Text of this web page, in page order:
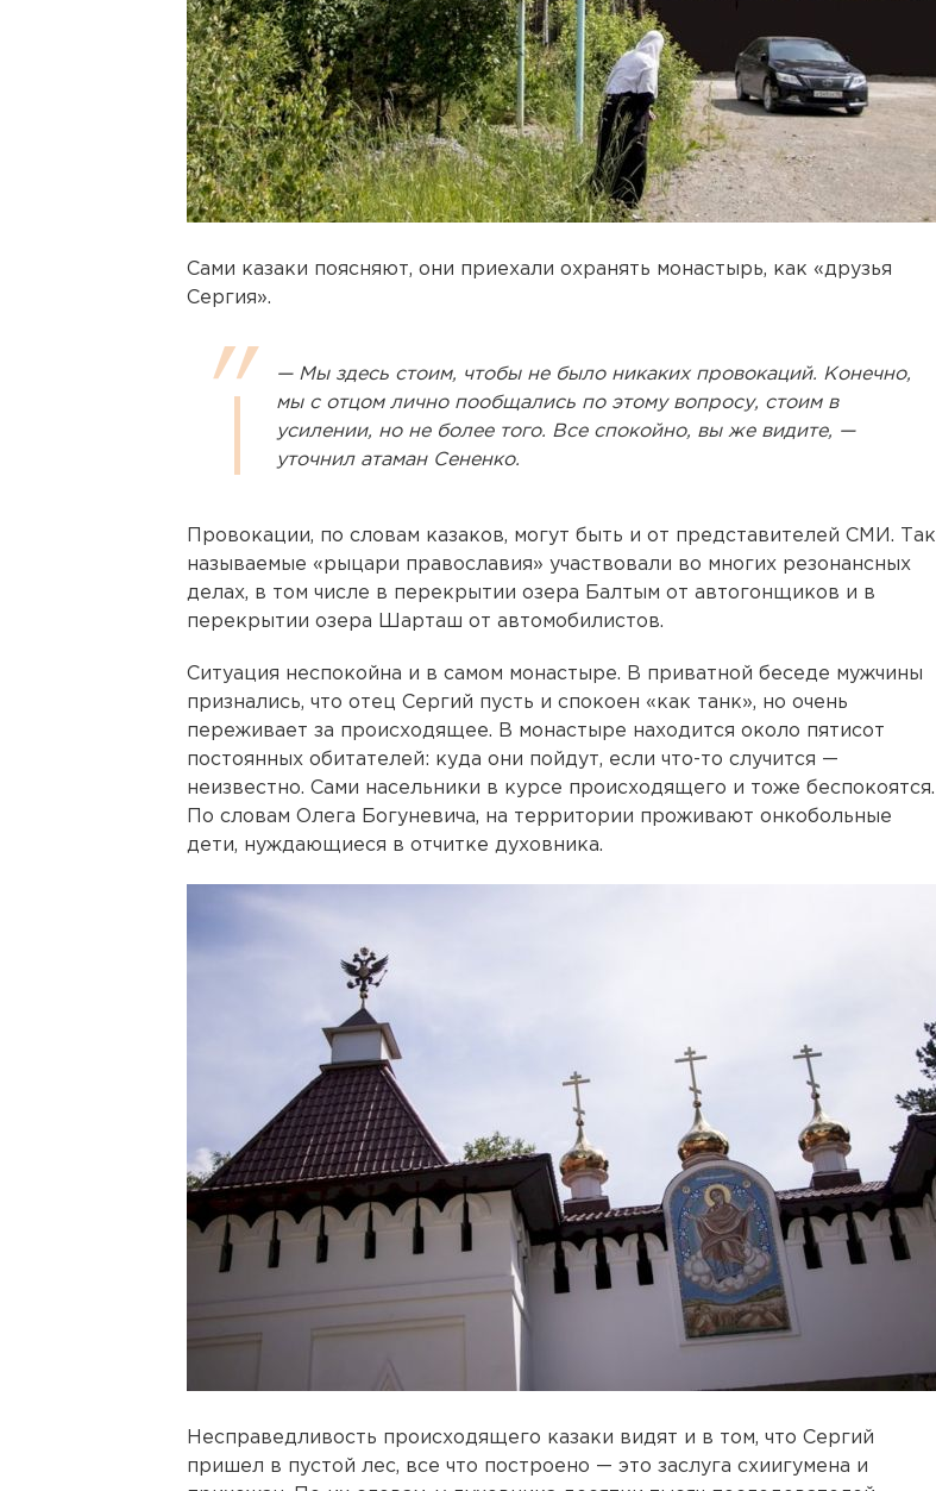
Сами казаки поясняют, они приехали охранять монастырь, как «друзья
Сергия».
— Мы здесь стоим, чтобы не было никаких провокаций. Конечно,
мы с отцом лично пообщались по этому вопросу, стоим в
усилении, но не более того. Все спокойно, вы же видите, —
уточнил атаман Сененко.
Провокации, по словам казаков, могут быть и от представителей СМИ. Так
называемые «рыцари православия» участвовали во многих резонансных
делах, в том числе в перекрытии озера Балтым от автогонщиков и в
перекрытии озера Шарташ от автомобилистов.
Ситуация неспокойна и в самом монастыре. В приватной беседе мужчины
признались, что отец Сергий пусть и спокоен «как танк», но очень
переживает за происходящее. В монастыре находится около пятисот
постоянных обитателей: куда они пойдут, если что-то случится —
неизвестно. Сами насельники в курсе происходящего и тоже беспокоятся.
По словам Олега Богуневича, на территории проживают онкобольные
дети, нуждающиеся в отчитке духовника.
Несправедливость происходящего казаки видят и в том, что Сергий
пришел в пустой лес, все что построено — это заслуга схиигумена и